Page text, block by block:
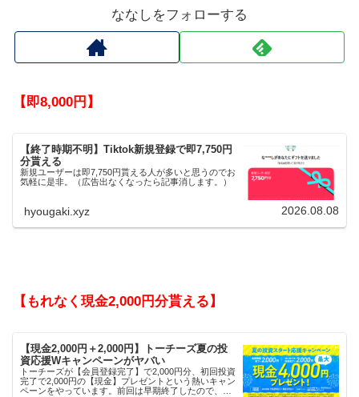
ななしをフォローする
【即8,000円】
【終了時期不明】Tiktok新規登録で即7,750円
分貰える
新規ユーザーは即7,750円貰える人が多いと思うのでお
気軽に是非。（広告出なくなったら記事消します。）
hyougaki.xyz 2026.08.08
【もれなく現金2,000円分貰える】
【現金2,000円＋2,000円】トーチーズ夏の投
資応援Wキャンペーンがヤバい
トーチーズが【会員登録完了】で2,000円分、初回投資
完了で2,000円の【現金】プレゼントという熱いキャン
ペーンをやっています。前回は早期終了したので、使